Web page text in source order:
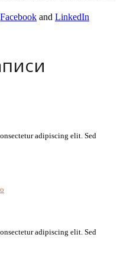
Facebook and LinkedIn
adipiscing elit. Sed
adipiscing elit. Sed